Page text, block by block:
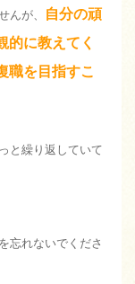
んが、
自分の頑
的に教えてく
職を目指すこ
と繰り返していて
忘れないでくださ